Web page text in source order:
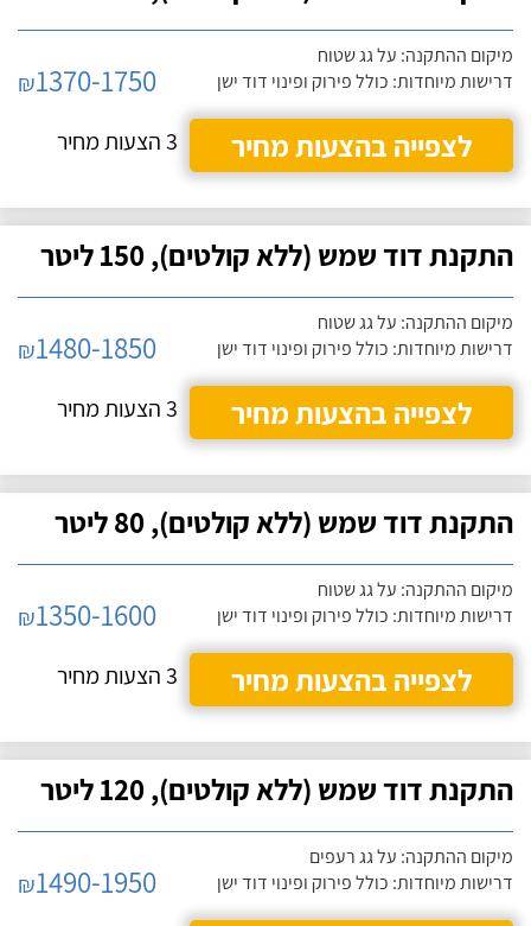
מיקום ההתקנה: על גג שטוח
דרישות מיוחדות: כולל פירוק ופינוי דוד ישן
₪1370-1750
לצפייה בהצעות מחיר
3 הצעות מחיר
התקנת דוד שמש (ללא קולטים), 150 ליטר
מיקום ההתקנה: על גג שטוח
דרישות מיוחדות: כולל פירוק ופינוי דוד ישן
₪1480-1850
לצפייה בהצעות מחיר
3 הצעות מחיר
התקנת דוד שמש (ללא קולטים), 80 ליטר
מיקום ההתקנה: על גג שטוח
דרישות מיוחדות: כולל פירוק ופינוי דוד ישן
₪1350-1600
לצפייה בהצעות מחיר
3 הצעות מחיר
התקנת דוד שמש (ללא קולטים), 120 ליטר
מיקום ההתקנה: על גג רעפים
דרישות מיוחדות: כולל פירוק ופינוי דוד ישן
₪1490-1950